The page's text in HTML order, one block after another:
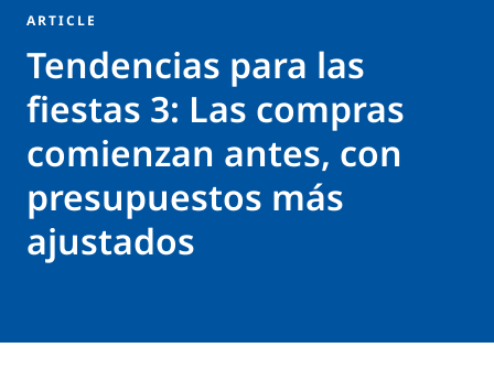
ARTICLE
Tendencias para las
fiestas 3: Las compras
comienzan antes, con
presupuestos más
ajustados